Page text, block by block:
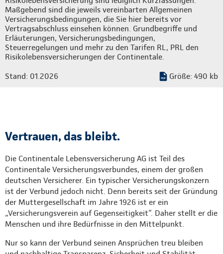
Maßgebend sind die jeweils vereinbarten Allgemeinen
Versicherungsbedingungen, die Sie hier bereits vor
Vertragsabschluss einsehen können. Grundbegriffe und
Erläuterungen, Versicherungsbedingungen,
Steuerregelungen und mehr zu den Tarifen RL, PRL den
Risikolebensversicherungen der Continentale.
Stand: 01.2026 Größe: 490 kb
Vertrauen, das bleibt.
Die Continentale Lebensversicherung AG ist Teil des
Continentale Versicherungsverbundes, einem der großen
deutschen Versicherer. Ein typischer Versicherungskonzern
ist der Verbund jedoch nicht. Denn bereits seit der Gründung
der Muttergesellschaft im Jahre 1926 ist er ein
„Versicherungsverein auf Gegenseitigkeit”. Daher stellt er die
Menschen und ihre Bedürfnisse in den Mittelpunkt.
Nur so kann der Verbund seinen Ansprüchen treu bleiben